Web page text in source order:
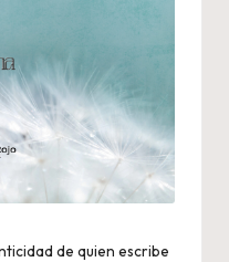
de quien escribe